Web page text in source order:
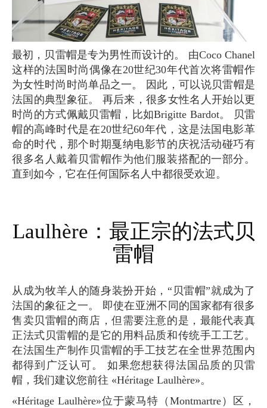
最初，贝雷帽是专为男性而设计的。 由Coco Chanel
这样的法国时尚偶像在20世纪30年代首次将雷帽作
为女性时尚时尚单品之一。 因此，可以说贝雷帽是
法国的典型象征。 再后来，很多女性名人开始以更
时尚的方式佩戴贝雷帽，比如Brigitte Bardot。 贝雷
帽的高峰时代是在20世纪60年代，这是法国电影革
命的时代，那个时期戛纳电影节的庆祝活动碰巧有
很多名人戴着贝雷帽作为他们服装搭配的一部分。
直到如今，它在任何国际名人中都很受欢迎。
Laulhère：最正宗的法式贝
雷帽
从成为牧羊人的随身装扮开始，“贝雷帽”就成为了
法国的象征之一。 即使在亚洲不同的国家都有很多
售卖贝雷帽的商店，但需要注意的是，最能代表真
正法式贝雷帽的是它的用料品质和传统手工工艺。
在法国生产制作贝雷帽的手工技艺在全世界范围内
都得到广泛认可。 如果您想获得法国品质的贝雷
帽，我们建议您前往 «Héritage Laulhère»。
«Héritage Laulhère»位于蒙马特（Montmartre）区，